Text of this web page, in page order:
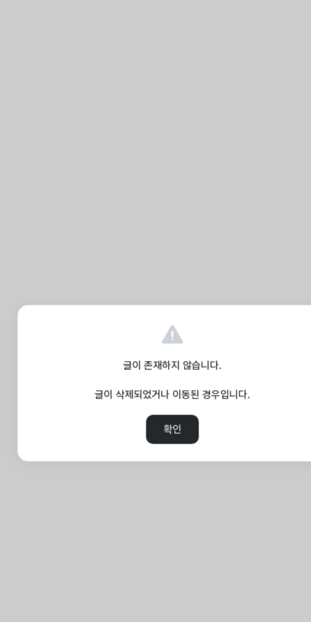
글이 존재하지 않습니다.
글이 삭제되었거나 이동된 경우입니다.
확인